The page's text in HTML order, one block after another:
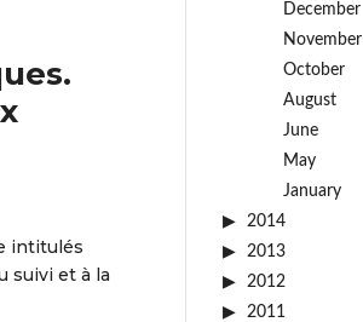
intitulés
suivi et à la
December
November
October
August
June
May
January
2014
2013
2012
2011